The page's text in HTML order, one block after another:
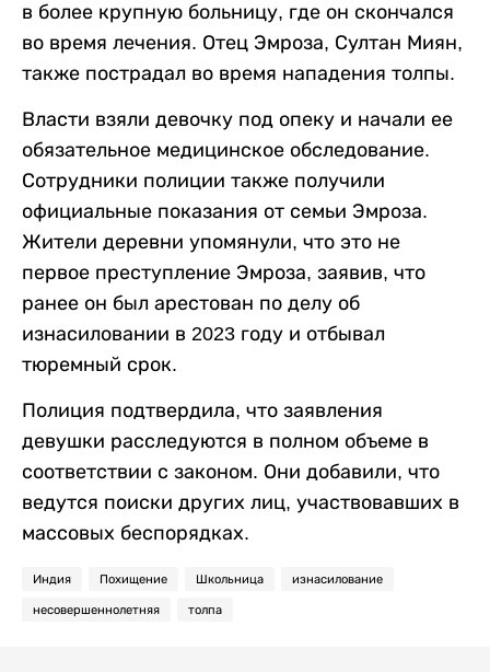
в более крупную больницу, где он скончался
во время лечения. Отец Эмроза, Султан Миян,
также пострадал во время нападения толпы.
Власти взяли девочку под опеку и начали ее
обязательное медицинское обследование.
Сотрудники полиции также получили
официальные показания от семьи Эмроза.
Жители деревни упомянули, что это не
первое преступление Эмроза, заявив, что
ранее он был арестован по делу об
изнасиловании в 2023 году и отбывал
тюремный срок.
Полиция подтвердила, что заявления
девушки расследуются в полном объеме в
соответствии с законом. Они добавили, что
ведутся поиски других лиц, участвовавших в
массовых беспорядках.
Индия Похищение Школьница изнасилование
несовершеннолетняя толпа